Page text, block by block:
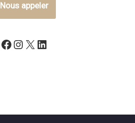
Nous appeler